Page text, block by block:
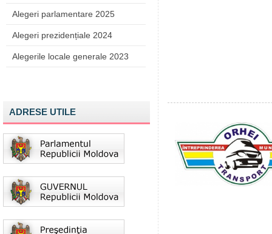
Alegeri parlamentare 2025
Alegeri prezidențiale 2024
Alegerile locale generale 2023
ADRESE UTILE